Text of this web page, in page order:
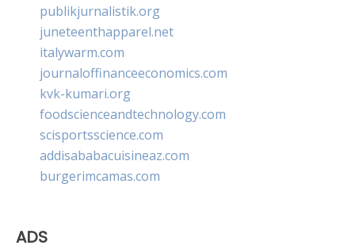
publikjurnalistik.org
juneteenthapparel.net
italywarm.com
journaloffinanceeconomics.com
kvk-kumari.org
foodscienceandtechnology.com
scisportsscience.com
addisababacuisineaz.com
burgerimcamas.com
ADS